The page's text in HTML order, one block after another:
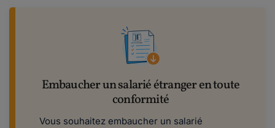
Embaucher un salarié étranger en toute
conformité
Vous souhaitez embaucher un salarié